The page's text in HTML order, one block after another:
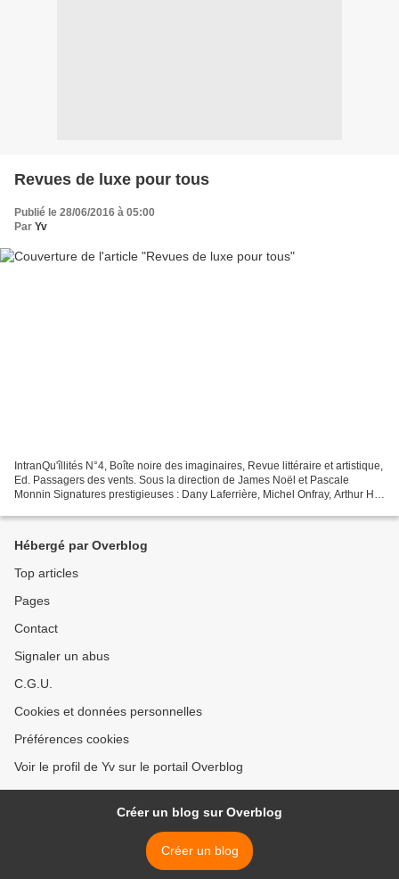
Revues de luxe pour tous
Publié le 28/06/2016 à 05:00
Par Yv
IntranQu'îllités N°4, Boîte noire des imaginaires, Revue littéraire et artistique,
Ed. Passagers des vents. Sous la direction de James Noël et Pascale
Monnin Signatures prestigieuses : Dany Laferrière, Michel Onfray, Arthur H,
Hébergé par Overblog
Top articles
Pages
Contact
Signaler un abus
C.G.U.
Cookies et données personnelles
Préférences cookies
Voir le profil de Yv sur le portail Overblog
Créer un blog sur Overblog
Créer un blog